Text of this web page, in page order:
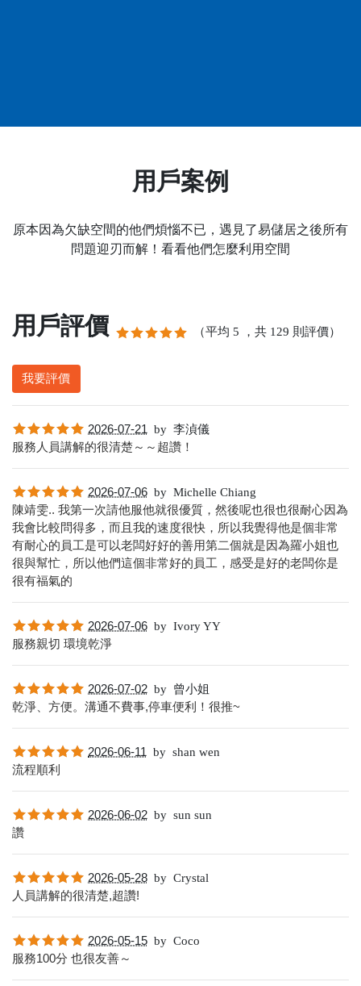
用戶案例
原本因為欠缺空間的他們煩惱不已，遇見了易儲居之後所有
問題迎刃而解！看看他們怎麼利用空間
用戶評價 （平均 5 ，共 129 則評價）
我要評價
2026-07-21 by 李湞儀
服務人員講解的很清楚～～超讚！
2026-07-06 by Michelle Chiang
陳靖雯.. 我第一次請他服他就很優質，然後呢也很也很耐心因為
我會比較問得多，而且我的速度很快，所以我覺得他是個非常
有耐心的員工是可以老闆好好的善用第二個就是因為羅小姐也
很與幫忙，所以他們這個非常好的員工，感受是好的老闆你是
很有福氣的
2026-07-06 by Ivory YY
服務親切 環境乾淨
2026-07-02 by 曾小姐
乾淨、方便。溝通不費事,停車便利！很推~
2026-06-11 by shan wen
流程順利
2026-06-02 by sun sun
讚
2026-05-28 by Crystal
人員講解的很清楚,超讚!
2026-05-15 by Coco
服務100分 也很友善～